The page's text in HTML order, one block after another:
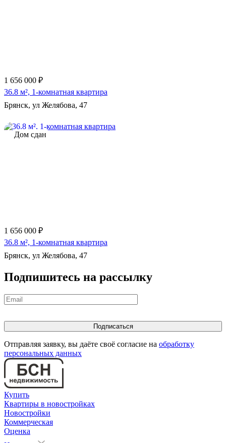
1 656 000 ₽
36.8 м², 1-комнатная квартира
Брянск, ул Желябова, 47
Дом сдан
1 656 000 ₽
36.8 м², 1-комнатная квартира
Брянск, ул Желябова, 47
Подпишитесь на рассылку
Отправляя заявку, вы даёте своё согласие на обработку
персональных данных
Купить
Квартиры в новостройках
Новостройки
Коммерческая
Оценка